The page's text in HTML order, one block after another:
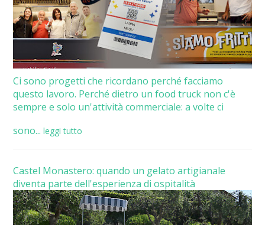
Ci sono progetti che ricordano perché facciamo
questo lavoro. Perché dietro un food truck non c'è
sempre e solo un'attività commerciale: a volte ci
sono... leggi tutto
Castel Monastero: quando un gelato artigianale
diventa parte dell'esperienza di ospitalità